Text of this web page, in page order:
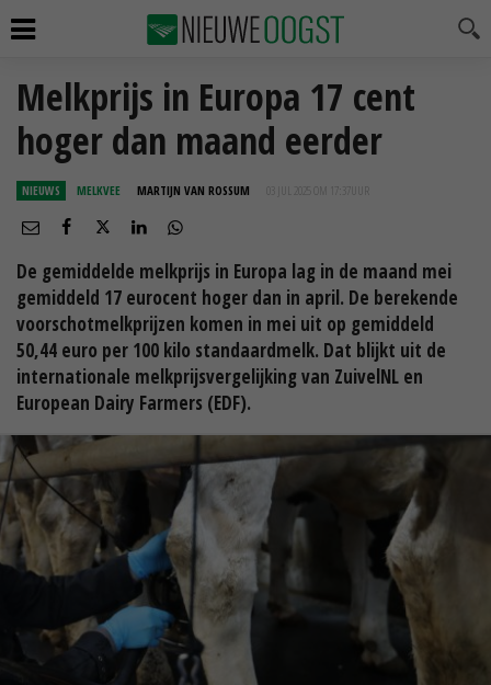
Melkprijs in Europa 17 cent
hoger dan maand eerder
NIEUWS MELKVEE MARTIJN VAN ROSSUM 03 JUL 2025 OM 17:37
De gemiddelde melkprijs in Europa lag in de maand mei
gemiddeld 17 eurocent hoger dan in april. De berekende
voorschotmelkprijzen komen in mei uit op gemiddeld
50,44 euro per 100 kilo standaardmelk. Dat blijkt uit de
internationale melkprijsvergelijking van ZuivelNL en
European Dairy Farmers (EDF).